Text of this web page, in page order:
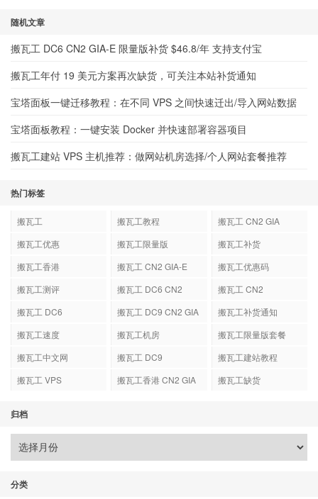
随机文章
搬瓦工 DC6 CN2 GIA-E 限量版补货 $46.8/年 支持支付宝
搬瓦工年付 19 美元方案再次缺货，可关注本站补货通知
宝塔面板一键迁移教程：在不同 VPS 之间快速迁出/导入网站数据
宝塔面板教程：一键安装 Docker 并快速部署容器项目
搬瓦工建站 VPS 主机推荐：做网站机房选择/个人网站套餐推荐
热门标签
搬瓦工 搬瓦工教程
搬瓦工 CN2 GIA
搬瓦工优惠
搬瓦工限量版
搬瓦工补货
搬瓦工香港
搬瓦工 CN2 GIA-E
搬瓦工优惠码
搬瓦工测评
搬瓦工 DC6 CN2
搬瓦工 CN2
搬瓦工 DC6
搬瓦工 DC9 CN2 GIA
搬瓦工补货通知
搬瓦工速度
搬瓦工机房
搬瓦工限量版套餐
搬瓦工中文网
搬瓦工 DC9
搬瓦工建站教程
搬瓦工 VPS
搬瓦工香港 CN2 GIA 搬瓦工缺货
归档
分类